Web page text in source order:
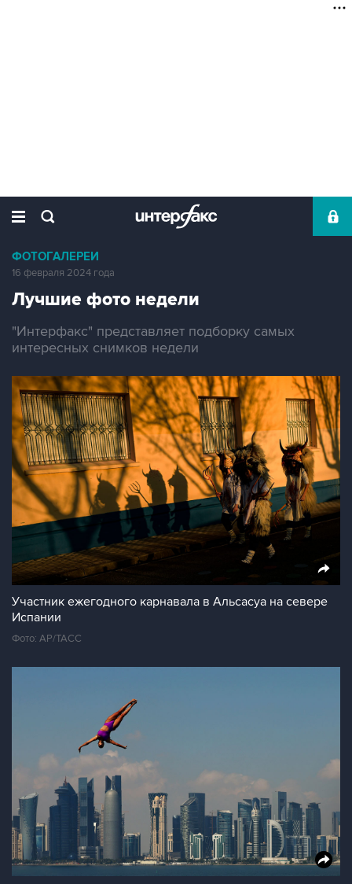
ФОТОГАЛЕРЕИ
16 февраля 2024 года
Лучшие фото недели
"Интерфакс" представляет подборку самых
интересных снимков недели
Участник ежегодного карнавала в Альсасуа на севере
Испании
Фото: АР/ТАСС